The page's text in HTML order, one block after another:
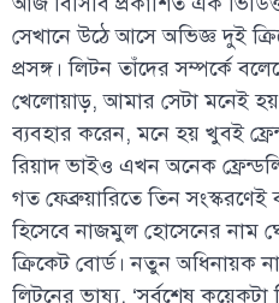
সেখানে উঠে আসে অভিজ্ঞ দুই
প্রসঙ্গ। লিটন তাঁদের সম্পর্কে
খেলোয়াড়, আমার সেটা মনেই হয়
ব্যবহার করেন, মনে হয় খুবই
রিয়াদ ভাইও এখন অনেক
গত ফেব্রুয়ারিতে তিন
হিসেবে নাজমুল হোসেনের নাম
ক্রিকেট বোর্ড। নতুন অধিনায়ক
লিটনের ভাষ্য, ‘সর্বশেষ